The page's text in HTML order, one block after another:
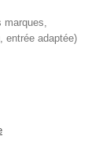
marques,
entrée adaptée)